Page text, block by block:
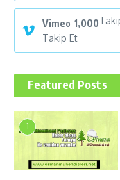
Vimeo 1,000
Takip Et
Featured Posts
1